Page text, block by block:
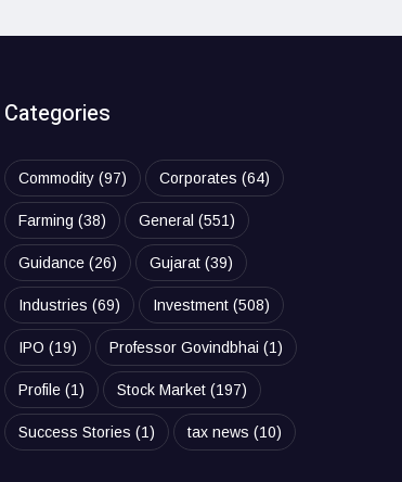
Categories
Commodity(97) Corporates (64)
Farming (38) General (551)
Guidance(26) Gujarat(39)
Industries (69) Investment(508)
IPO (19) Professor Govindbhai (1)
Profile(1) Stock Market(197)
Success Stories (1) tax news (10)